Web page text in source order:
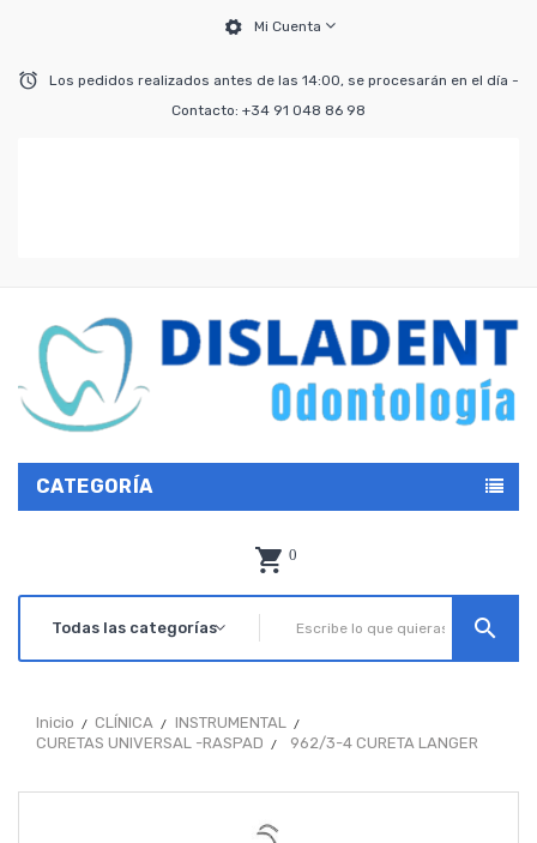
Mi Cuenta
Los pedidos realizados antes de las 14:00, se procesarán en el día -
Contacto: +34 91 048 86 98
CATEGORÍA
0
search
Inicio CLÍNICA
INSTRUMENTAL
CURETAS UNIVERSAL -RASPAD
962/3-4 CURETA LANGER